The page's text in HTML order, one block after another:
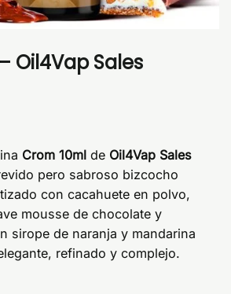
Oil4Vap Sales
Crom 10ml de Oil4Vap Sales
pero sabroso bizcocho
con cacahuete en polvo,
mousse de chocolate y
sirope de naranja y mandarina
refinado y complejo.